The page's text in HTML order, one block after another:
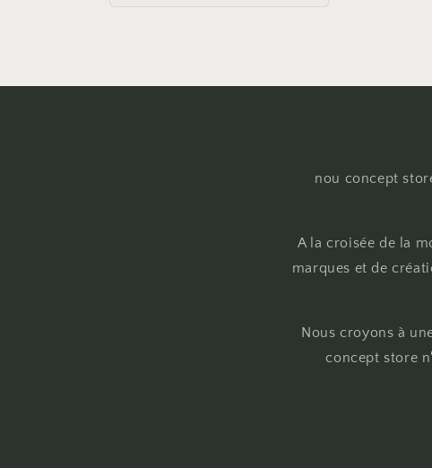
nou concept
A la croisée de la
marques et de
Nous croyons à
concept store